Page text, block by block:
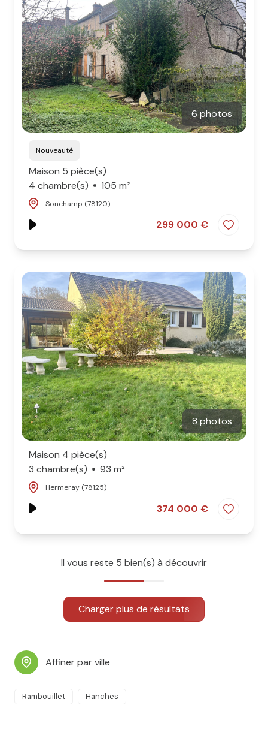
6 photos
Nouveauté
Maison 5 pièce(s)
4 chambre(s)
105 m²
Sonchamp (78120)
299 000 €
8 photos
Maison 4 pièce(s)
3 chambre(s)
93 m²
Hermeray (78125)
374 000 €
Il vous reste 5 bien(s) à découvrir
Charger plus de résultats
Affiner par ville
Rambouillet Hanches